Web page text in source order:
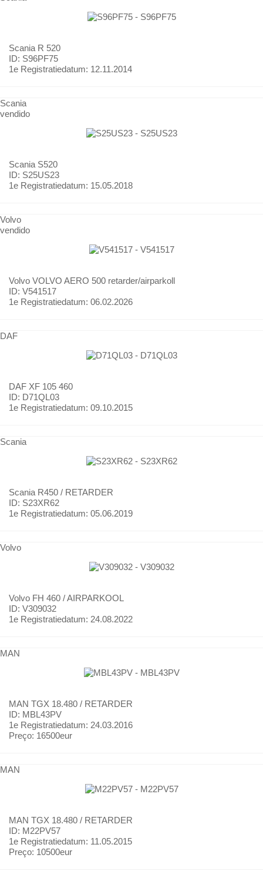
Scania R 520
ID: S96PF75
1e Registratiedatum: 12.11.2014
Scania
vendido
Scania S520
ID: S25US23
1e Registratiedatum: 15.05.2018
Volvo
vendido
Volvo VOLVO AERO 500 retarder/airparkoll
ID: V541517
1e Registratiedatum: 06.02.2026
DAF
DAF XF 105 460
ID: D71QL03
1e Registratiedatum: 09.10.2015
Scania
Scania R450 / RETARDER
ID: S23XR62
1e Registratiedatum: 05.06.2019
Volvo
Volvo FH 460 / AIRPARKOOL
ID: V309032
1e Registratiedatum: 24.08.2022
MAN
MAN TGX 18.480 / RETARDER
ID: MBL43PV
1e Registratiedatum: 24.03.2016
Preço: 16500eur
MAN
MAN TGX 18.480 / RETARDER
ID: M22PV57
1e Registratiedatum: 11.05.2015
Preço: 10500eur